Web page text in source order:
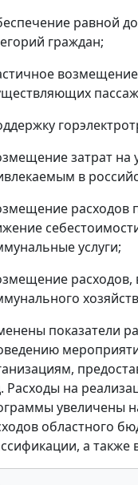
равной
граждан;
затрат на
в
расходов
услуги;
показатели
Расходы на
увеличены
областного
а также